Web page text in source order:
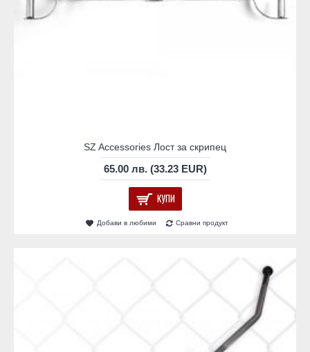
SZ Accessories Лост за скрипец
65.00 лв. (33.23 EUR)
КУПИ
Добави в любими Сравни продукт